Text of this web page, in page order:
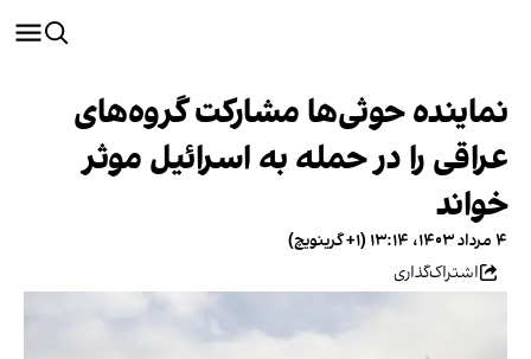
نماینده حوثی‌ها مشارکت گروه‌های
عراقی را در حمله به اسرائیل موثر
خواند
۴ مرداد ۱۴۰۳، ۱۳:۱۴ (‎+۱ گرینویچ)
اشتراک‌گذاری